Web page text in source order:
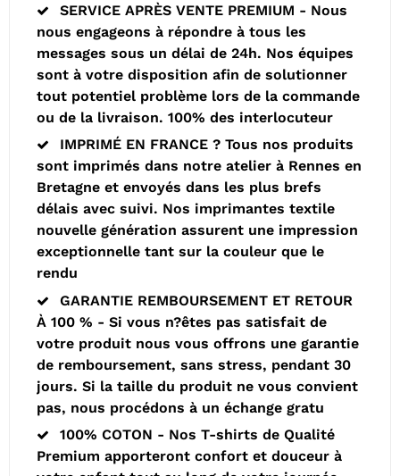
SERVICE APRÈS VENTE PREMIUM - Nous
nous engageons à répondre à tous les
messages sous un délai de 24h. Nos équipes
sont à votre disposition afin de solutionner
tout potentiel problème lors de la commande
ou de la livraison. 100% des interlocuteur
IMPRIMÉ EN FRANCE ? Tous nos produits
sont imprimés dans notre atelier à Rennes en
Bretagne et envoyés dans les plus brefs
délais avec suivi. Nos imprimantes textile
nouvelle génération assurent une impression
exceptionnelle tant sur la couleur que le
rendu
GARANTIE REMBOURSEMENT ET RETOUR
À 100 % - Si vous n?êtes pas satisfait de
votre produit nous vous offrons une garantie
de remboursement, sans stress, pendant 30
jours. Si la taille du produit ne vous convient
pas, nous procédons à un échange gratu
100% COTON - Nos T-shirts de Qualité
Premium apporteront confort et douceur à